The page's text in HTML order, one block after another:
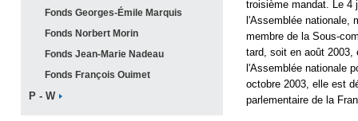
Fonds Georges-Émile Marquis
Fonds Norbert Morin
Fonds Jean-Marie Nadeau
Fonds François Ouimet
P - W
troisième mandat. Le 4
l'Assemblée nationale,
membre de la Sous-
tard, soit en août 2003,
l'Assemblée nationale
octobre 2003, elle est
parlementaire de la